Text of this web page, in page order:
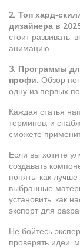
2. Топ
дизайнера в
стоит развивать,
анимацию.
3. Программы
профи. Обзор
одну из первых
Каждая статья
терминов, и
сможете
Если вы хотите
создавать
понять, как
выбранные
установить, как
экспорт для
Не бойтесь
проверять идеи,